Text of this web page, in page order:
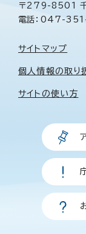
〒279-8501 千
電話：047-
サイトマップ
個人情報の取り
サイトの使い方